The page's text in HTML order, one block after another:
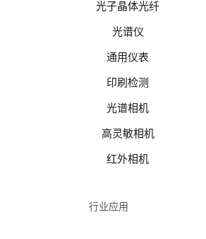
光子晶体光纤
光谱仪
通用仪表
印刷检测
光谱相机
高灵敏相机
红外相机
行业应用